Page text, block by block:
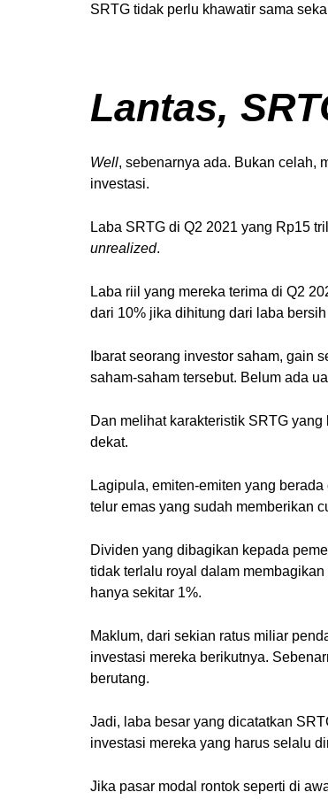
SRTG tidak perlu khawatir sama
Lantas,
Well, sebenarnya ada. Bukan celah,
investasi.
Laba SRTG di Q2 2021 yang Rp15
unrealized.
Laba riil yang mereka terima di Q2
dari 10% jika dihitung dari laba bersih
Ibarat seorang investor saham, gain
saham-saham tersebut. Belum ada
Dan melihat karakteristik SRTG
dekat.
Lagipula, emiten-emiten yang
telur emas yang sudah memberikan
Dividen yang dibagikan kepada
tidak terlalu royal dalam
hanya sekitar 1%.
Maklum, dari sekian ratus miliar
investasi mereka berikutnya.
berutang.
Jadi, laba besar yang dicatatkan
investasi mereka yang harus selalu
Jika pasar modal rontok seperti di